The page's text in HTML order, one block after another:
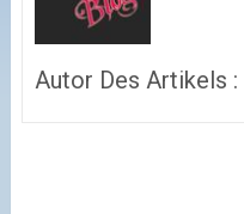
Autor Des Artikels :